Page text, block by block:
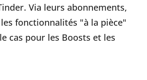
Via leurs abonnements,
fonctionnalités "à la pièce"
cas pour les Boosts et les